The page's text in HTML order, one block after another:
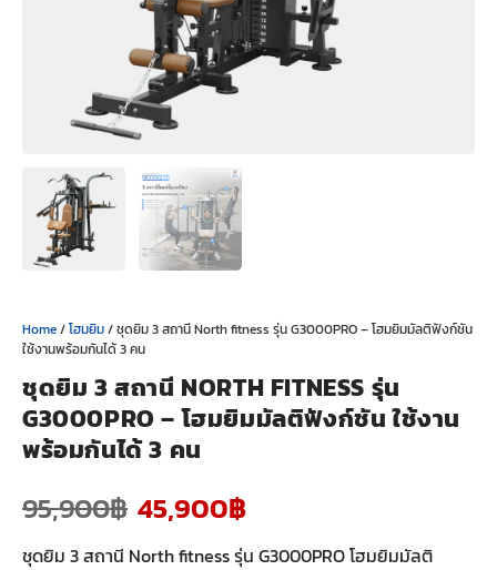
Home/โฮมยิม/ ชุดยิม 3 สถานี North fitness รุ่น G3000PRO – โฮมยิมมัลติฟังก์ชัน
ใช้งานพร้อมกันได้ 3 คน
ชุดยิม 3 สถานี NORTH FITNESS รุ่น
G3000PRO – โฮมยิมมัลติฟังก์ชัน ใช้งาน
พร้อมกันได้ 3 คน
95,900฿ 45,900฿
ชุดยิม 3 สถานี North fitness รุ่น G3000PRO โฮมยิมมัลติ